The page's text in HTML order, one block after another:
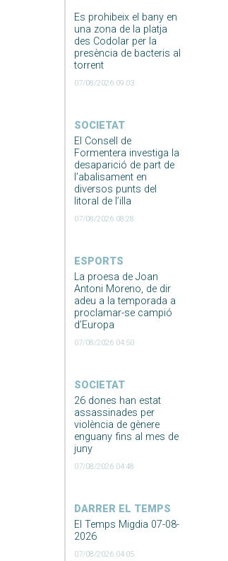
Es prohibeix el bany en
una zona de la platja
des Codolar per la
presència de bacteris al
torrent
07/08/2026 09:03
SOCIETAT
El Consell de
Formentera investiga la
desaparició de part de
l’abalisament en
diversos punts del
litoral de l’illa
07/08/2026 08:28
ESPORTS
La proesa de Joan
Antoni Moreno, de dir
adeu a la temporada a
proclamar-se campió
d’Europa
07/08/2026 04:50
SOCIETAT
26 dones han estat
assassinades per
violència de gènere
enguany fins al mes de
juny
07/08/2026 04:48
DARRER EL TEMPS
El Temps Migdia 07-08-
2026
07/08/2026 04:05